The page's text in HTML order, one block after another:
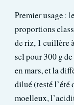
Premier usage :
proportions
de riz, 1 cuillère
sel pour 300 g
en mars, et la
dilué (testé l’été
moelleux,